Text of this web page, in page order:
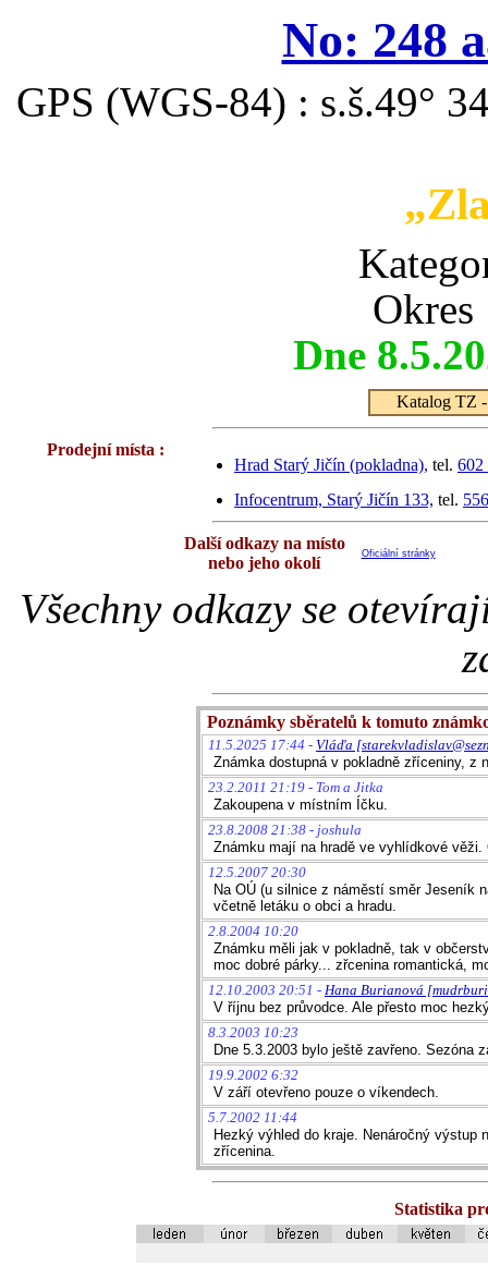
No: 248
GPS (WGS-84) : s.š.49°
Dne
Katalog TZ -
Prodejní místa :
Hrad Starý Jičín (pokladna), tel. 602
Infocentrum, Starý Jičín 133, tel.
Další odkazy na místo
nebo jeho okolí
Oficiální stránky
Všechny odkazy se
Poznámky sběratelů k tomuto
11.5.2025 17:44 - Vláďa
Známka dostupná v pokladně zříceniny, z
23.2.2011 21:19 - Tom a Jitka
Zakoupena v místním Íčku.
23.8.2008 21:38 - joshula
Známku mají na hradě ve vyhlídkové
12.5.2007 20:30
Na OÚ (u silnice z náměstí směr Jeseník
včetně letáku o obci a hradu.
2.8.2004 10:20
Známku měli jak v pokladně, tak v
moc dobré párky... zřcenina romantická,
12.10.2003 20:51 - Hana Burianová
V říjnu bez průvodce. Ale přesto moc
8.3.2003 10:23
Dne 5.3.2003 bylo ještě zavřeno. Sezóna
19.9.2002 6:32
V září otevřeno pouze o víkendech.
5.7.2002 11:44
Hezký výhled do kraje. Nenáročný výstup
zřícenina.
Statistika